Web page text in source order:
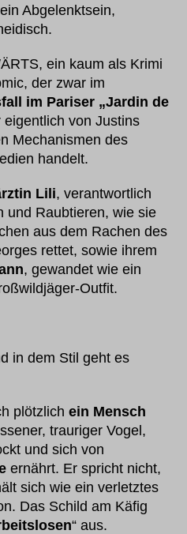
Abgelenktsein,
ein kaum als Krimi
der zwar im
im Pariser „Jardin de
eigentlich von Justins
Mechanismen des
handelt.
Lili, verantwortlich
und Raubtieren, wie sie
aus dem Rachen des
rettet, sowie ihrem
, gewandet wie ein
Outfit.
in dem Stil geht es
plötzlichein Mensch
trauriger Vogel,
und sich von
ernährt. Er spricht nicht,
sich wie ein verletztes
Das Schild am Käfig
“ aus.